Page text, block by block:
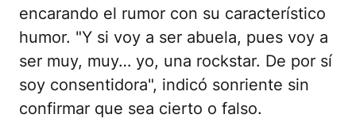
encarando el rumor con su característico
humor. "Y si voy a ser abuela, pues voy a
ser muy, muy… yo, una rockstar. De por sí
soy consentidora", indicó sonriente sin
confirmar que sea cierto o falso.